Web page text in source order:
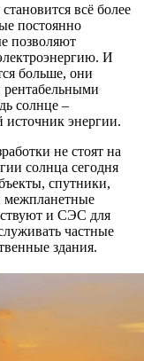
всё более
постоянно
позволяют
И
больше, они
солнце –
энергии.
не стоят на
солнца сегодня
спутники,
межпланетные
и СЭС для
частные
здания.